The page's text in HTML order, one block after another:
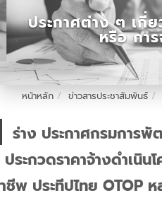
ประกาศต่าง ๆ เกี่
หรือ กา
หน้าหลัก ข่าวสารประชาสัมพันธ์
ร่าง ประกาศกรมการ
ประกวดราคาจ้างดำเนิ
าชีพ ประทีปไทย OTOP